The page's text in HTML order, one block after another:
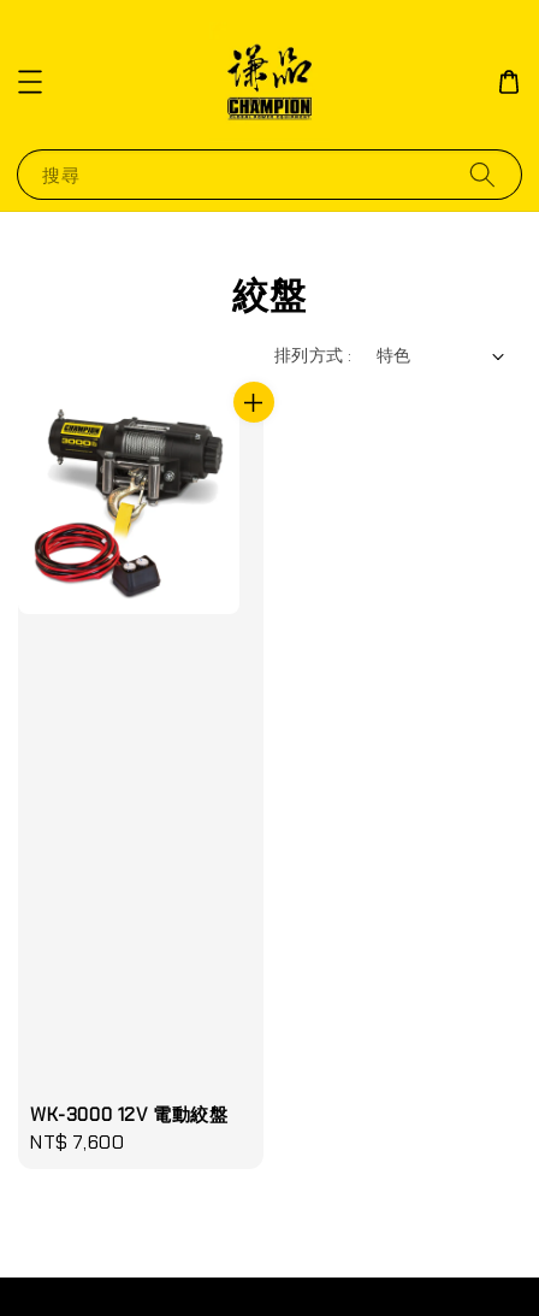
搜尋
絞盤
排列方式 :
WK-3000 12V 電動絞盤
Regular
NT$ 7,600